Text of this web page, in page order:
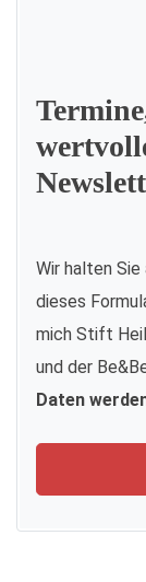
Wir halten
dieses
mich Stift
und der
Daten